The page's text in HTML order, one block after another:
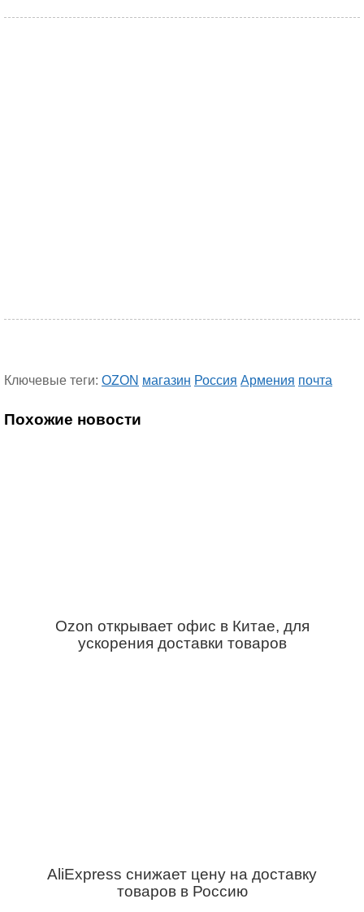
Ключевые теги: OZON магазин Россия Армения почта
Похожие новости
Ozon открывает офис в Китае, для
ускорения доставки товаров
AliExpress снижает цену на доставку
товаров в Россию